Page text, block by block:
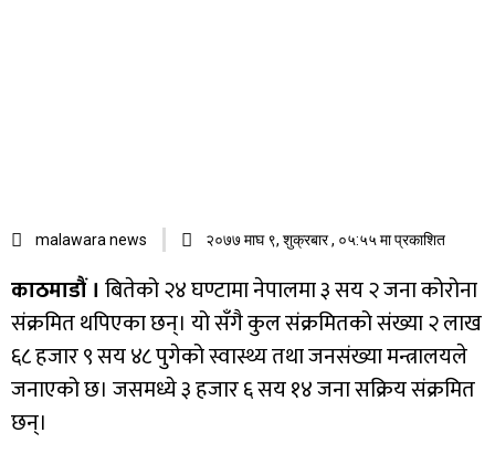
malawara news २०७७ माघ ९, शुक्रबार , ०५:५५ मा प्रकाशित
काठमाडौं । बितेको २४ घण्टामा नेपालमा ३ सय २ जना कोरोना
संक्रमित थपिएका छन्। यो सँगै कुल संक्रमितको संख्या २ लाख
६८ हजार ९ सय ४८ पुगेको स्वास्थ्य तथा जनसंख्या मन्त्रालयले
जनाएको छ। जसमध्ये ३ हजार ६ सय १४ जना सक्रिय संक्रमित
छन्।